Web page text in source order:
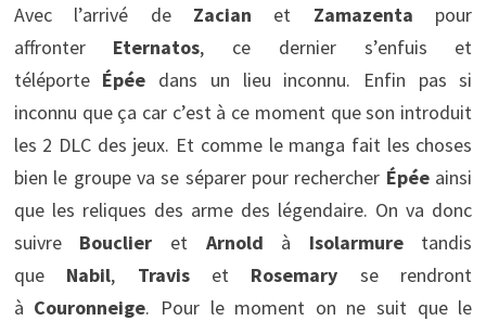
Avec l’arrivé de Zacian et Zamazenta pour
affronter Eternatos, ce dernier s’enfuis et
téléporte Épée dans un lieu inconnu. Enfin pas si
inconnu que ça car c’est à ce moment que son introduit
les 2 DLC des jeux. Et comme le manga fait les choses
bien le groupe va se séparer pour rechercher Épée ainsi
que les reliques des arme des légendaire. On va donc
suivre Bouclier et Arnold à Isolarmure tandis
que Nabil, Travis et Rosemary se rendront
à Couronneige. Pour le moment on ne suit que le